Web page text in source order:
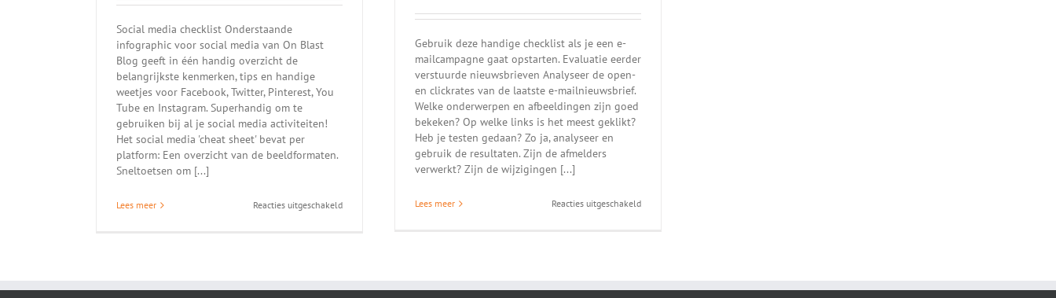
Social media checklist Onderstaande
infographic voor social media van On Blast
Blog geeft in één handig overzicht de
belangrijkste kenmerken, tips en handige
weetjes voor Facebook, Twitter, Pinterest, You
Tube en Instagram. Superhandig om te
gebruiken bij al je social media activiteiten!
Het social media 'cheat sheet' bevat per
platform: Een overzicht van de beeldformaten.
Sneltoetsen om [...]
Lees meer Reacties uitgeschakeldvoor
Gebruik deze handige checklist als je een e-
mailcampagne gaat opstarten. Evaluatie eerder
verstuurde nieuwsbrieven Analyseer de open-
en clickrates van de laatste e-mailnieuwsbrief.
Welke onderwerpen en afbeeldingen zijn goed
bekeken? Op welke links is het meest geklikt?
Heb je testen gedaan? Zo ja, analyseer en
gebruik de resultaten. Zijn de afmelders
verwerkt? Zijn de wijzigingen [...]
Lees meer Reacties uitgeschakeldvoor